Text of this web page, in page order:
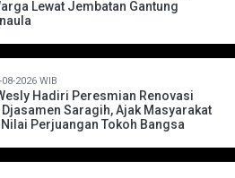
Lewat Jembatan Gantung
08-2026 WIB
Hadiri Peresmian Renovasi
Saragih, Ajak Masyarakat
Perjuangan Tokoh Bangsa